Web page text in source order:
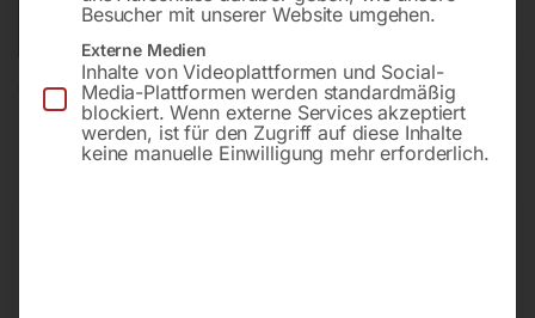
Andere Länder können abweichen.
In den Warenkorb
Besucher mit unserer Website umgehen.
Externe Medien
Inhalte von Videoplattformen und Social-
Media-Plattformen werden standardmäßig
blockiert. Wenn externe Services akzeptiert
werden, ist für den Zugriff auf diese Inhalte
keine manuelle Einwilligung mehr erforderlich.